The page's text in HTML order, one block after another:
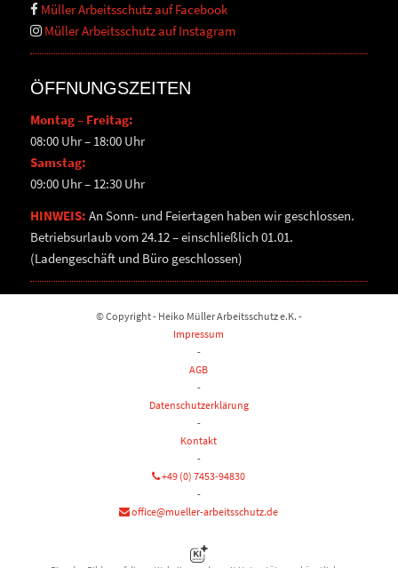
Müller Arbeitsschutz auf Facebook
Müller Arbeitsschutz auf Instagram
ÖFFNUNGSZEITEN
Montag – Freitag:
08:00 Uhr – 18:00 Uhr
Samstag:
09:00 Uhr – 12:30 Uhr
HINWEIS: An Sonn- und Feiertagen haben wir geschlossen.
Betriebsurlaub vom 24.12 – einschließlich 01.01.
(Ladengeschäft und Büro geschlossen)
© Copyright - Heiko Müller Arbeitsschutz e.K. -
Impressum
-
AGB
-
Datenschutzerklärung
-
Kontakt
-
+49 (0) 7453-94830
-
office@mueller-arbeitsschutz.de